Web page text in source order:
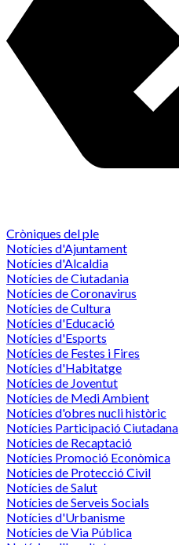
Cròniques del ple
Notícies d'Ajuntament
Notícies d'Alcaldia
Notícies de Ciutadania
Notícies de Coronavirus
Notícies de Cultura
Notícies d'Educació
Notícies d'Esports
Notícies de Festes i Fires
Notícies d'Habitatge
Notícies de Joventut
Notícies de Medi Ambient
Notícies d'obres nucli històric
Notícies Participació Ciutadana
Notícies de Recaptació
Notícies Promoció Econòmica
Notícies de Protecció Civil
Notícies de Salut
Notícies de Serveis Socials
Notícies d'Urbanisme
Notícies de Via Pública